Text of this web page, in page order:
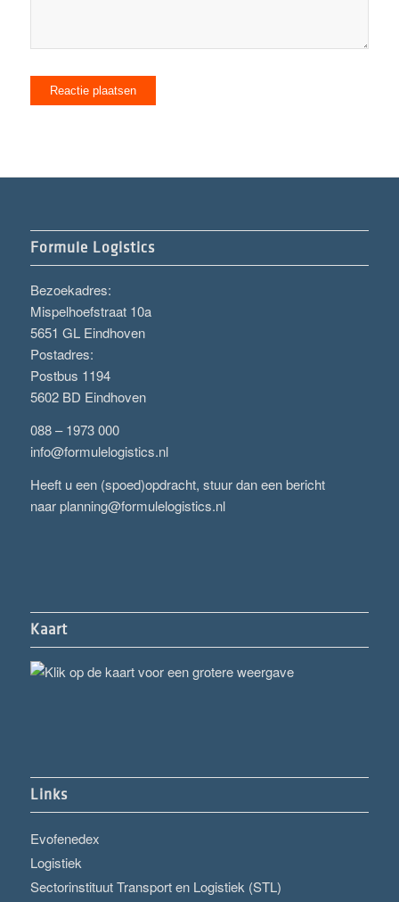
Formule Logistics
Bezoekadres:
Mispelhoefstraat 10a
5651 GL Eindhoven
Postadres:
Postbus 1194
5602 BD Eindhoven
088 – 1973 000
info@formulelogistics.nl
Heeft u een (spoed)opdracht, stuur dan een bericht
naarplanning@formulelogistics.nl
Kaart
Links
Evofenedex
Logistiek
Sectorinstituut Transport en Logistiek (STL)